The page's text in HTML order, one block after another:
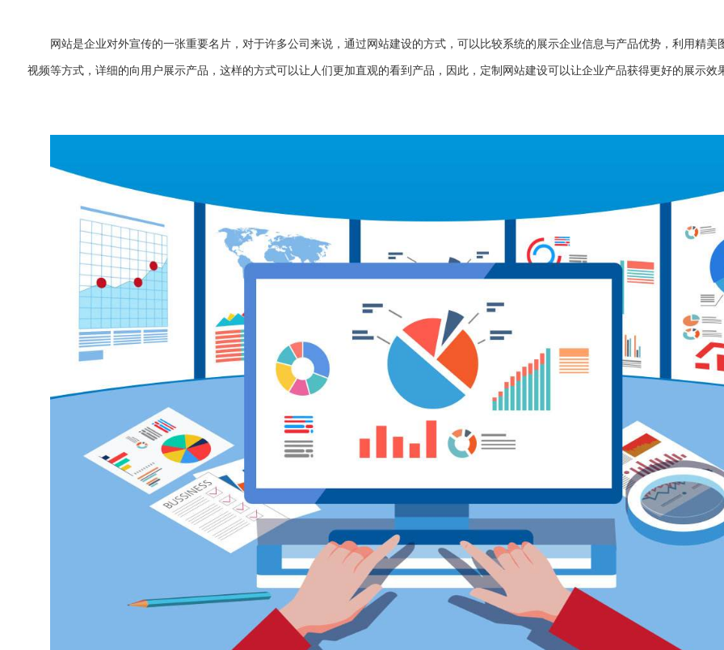
网站是企业对外宣传的一张重要名片，对于许多公司来说，通过网站建设的方式，可以比较系统的展示企业信息与产品优势，利用精美
视频等方式，详细的向用户展示产品，这样的方式可以让人们更加直观的看到产品，因此，定制网站建设可以让企业产品获得更好的展示效